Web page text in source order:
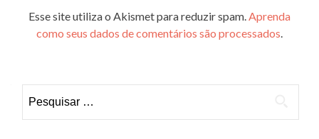
Esse site utiliza o Akismet para reduzir spam.Aprenda
como seus dados de comentários são processados.
por: